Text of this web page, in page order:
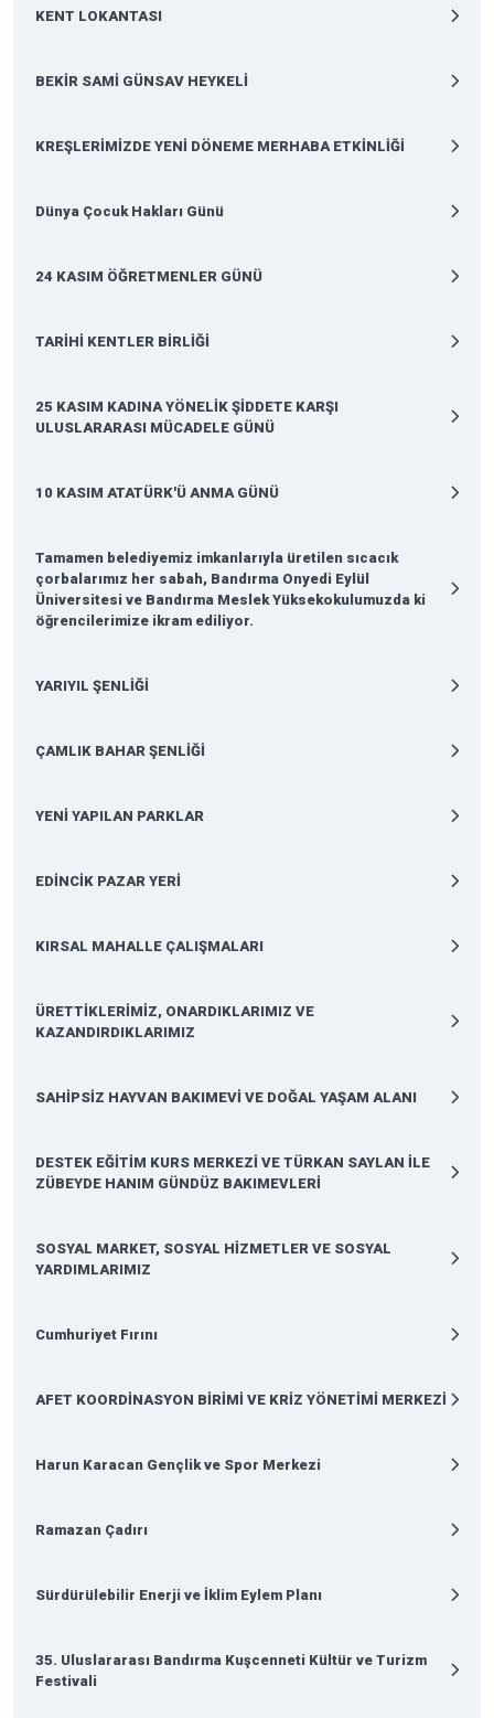
KENT LOKANTASI
BEKİR SAMİ GÜNSAV HEYKELİ
KREŞLERİMİZDE YENİ DÖNEME MERHABA ETKİNLİĞİ
Dünya Çocuk Hakları Günü
24 KASIM ÖĞRETMENLER GÜNÜ
TARİHİ KENTLER BİRLİĞİ
25 KASIM KADINA YÖNELİK ŞİDDETE KARŞI
ULUSLARARASI MÜCADELE GÜNÜ
10 KASIM ATATÜRK'Ü ANMA GÜNÜ
Tamamen belediyemiz imkanlarıyla üretilen sıcacık
çorbalarımız her sabah, Bandırma Onyedi Eylül
Üniversitesi ve Bandırma Meslek Yüksekokulumuzda ki
öğrencilerimize ikram ediliyor.
YARIYIL ŞENLİĞİ
ÇAMLIK BAHAR ŞENLİĞİ
YENİ YAPILAN PARKLAR
EDİNCİK PAZAR YERİ
KIRSAL MAHALLE ÇALIŞMALARI
ÜRETTİKLERİMİZ, ONARDIKLARIMIZ VE
KAZANDIRDIKLARIMIZ
SAHİPSİZ HAYVAN BAKIMEVİ VE DOĞAL YAŞAM ALANI
DESTEK EĞİTİM KURS MERKEZİ VE TÜRKAN SAYLAN İLE
ZÜBEYDE HANIM GÜNDÜZ BAKIMEVLERİ
SOSYAL MARKET, SOSYAL HİZMETLER VE SOSYAL
YARDIMLARIMIZ
Cumhuriyet Fırını
AFET KOORDİNASYON BİRİMİ VE KRİZ YÖNETİMİ MERKEZİ
Harun Karacan Gençlik ve Spor Merkezi
Ramazan Çadırı
Sürdürülebilir Enerji ve İklim Eylem Planı
35. Uluslararası Bandırma Kuşcenneti Kültür ve Turizm
Festivali